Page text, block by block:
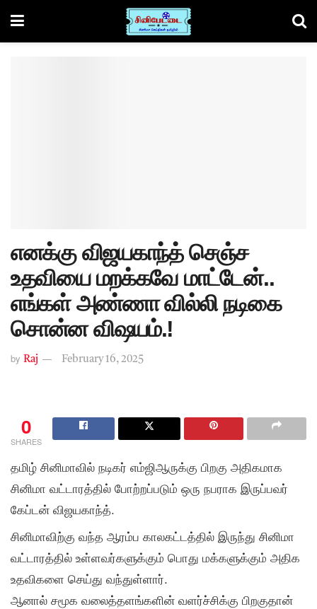
எனக்கு விஜயகாந்த் செஞ்ச
உதவியை மறக்கவே மாட்டேன்..
எங்கள் அண்ணா வில்லி நடிகை
சொன்ன விஷயம்.!
by Raj February 16, 2025
0
SHARES
தமிழ் சினிமாவில் நடிகர் எம்ஜிஆருக்கு பிறகு அதிகமாக
சினிமா வட்டாரத்தில் போற்றப்படும் ஒரு நபராக இருப்பவர்
கேப்டன் விஜயகாந்த்.
சினிமாவிற்கு வந்த ஆரம்ப காலகட்டத்தில் இருந்து சினிமா
வட்டாரத்தில் உள்ளவர்களுக்கும் பொது மக்களுக்கும் அதிக
உதவிகளை செய்து வந்துள்ளார்.
ஆனால் சமூக வலைத்தளங்களின் வளர்ச்சிக்கு பிறகுதான்